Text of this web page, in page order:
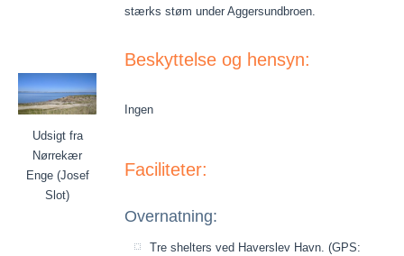
Udsigt fra
Nørrekær
Enge (Josef
Slot)
stærks støm under Aggersundbroen.
Beskyttelse og hensyn:
Ingen
Faciliteter:
Overnatning:
Tre shelters ved Haverslev Havn. (GPS: